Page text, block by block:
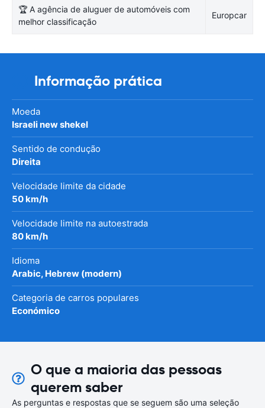
🏆 A agência de aluguer de automóveis com
melhor classificação
Europcar
Informação prática
Moeda
Israeli new shekel
Sentido de condução
Direita
Velocidade limite da cidade
50 km/h
Velocidade limite na autoestrada
80 km/h
Idioma
Arabic, Hebrew (modern)
Categoria de carros populares
Económico
O que a maioria das pessoas
querem saber
As perguntas e respostas que se seguem são uma seleção